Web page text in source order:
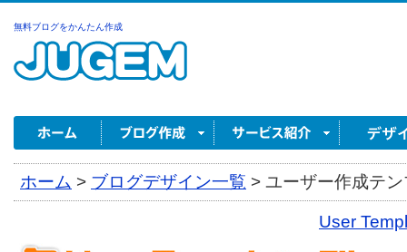
無料ブログをかんたん作成
ホーム > ブログデザイン一覧 > ユーザー作成テ
User